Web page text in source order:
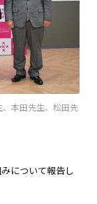
本田先生、松田先
について報告し